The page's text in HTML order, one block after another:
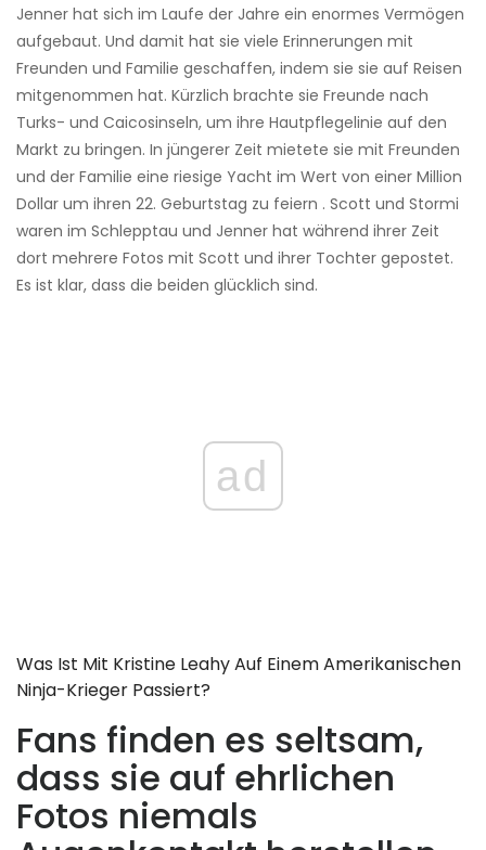
Jenner hat sich im Laufe der Jahre ein enormes Vermögen
aufgebaut. Und damit hat sie viele Erinnerungen mit
Freunden und Familie geschaffen, indem sie sie auf Reisen
mitgenommen hat. Kürzlich brachte sie Freunde nach
Turks- und Caicosinseln, um ihre Hautpflegelinie auf den
Markt zu bringen. In jüngerer Zeit mietete sie mit Freunden
und der Familie eine riesige Yacht im Wert von einer Million
Dollar um ihren 22. Geburtstag zu feiern . Scott und Stormi
waren im Schlepptau und Jenner hat während ihrer Zeit
dort mehrere Fotos mit Scott und ihrer Tochter gepostet.
Es ist klar, dass die beiden glücklich sind.
ad
Was Ist Mit Kristine Leahy Auf Einem Amerikanischen
Ninja-Krieger Passiert?
Fans finden es seltsam,
dass sie auf ehrlichen
Fotos niemals